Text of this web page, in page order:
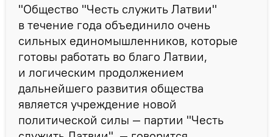
"Общество "Честь служить Латвии"
в течение года объединило очень
сильных единомышленников, которые
готовы работать во благо Латвии,
и логическим продолжением
дальнейшего развития общества
является учреждение новой
политической силы — партии "Честь